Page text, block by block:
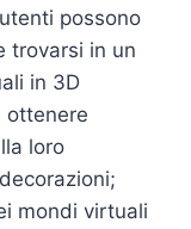
possono
trovarsi in un
in 3D
ottenere
loro
mondi virtuali